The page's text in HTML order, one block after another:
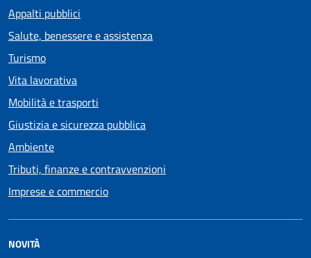
Appalti pubblici
Salute, benessere e assistenza
Turismo
Vita lavorativa
Mobilità e trasporti
Giustizia e sicurezza pubblica
Ambiente
Tributi, finanze e contravvenzioni
Imprese e commercio
NOVITÀ